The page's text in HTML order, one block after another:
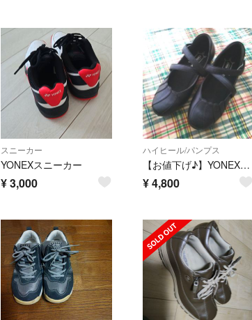
スニーカー
YONEXスニーカー
¥3,000
ハイヒール/パンプス
【お値下げ♪】YONEX カジュアルパンプス 22.5㎝
¥4,800